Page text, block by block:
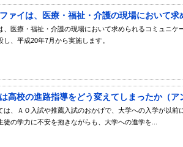
ァイは、医療・福祉・介護の現場において求
、医療・福祉・介護の現場において求められるコミュニ
、平成20年7月から実施します。
は高校の進路指導をどう変えてしまったか（
は、ＡＯ入試や推薦入試のおかげで、大学への入学が以
の学力に不安を抱きながらも、大学への進学を...